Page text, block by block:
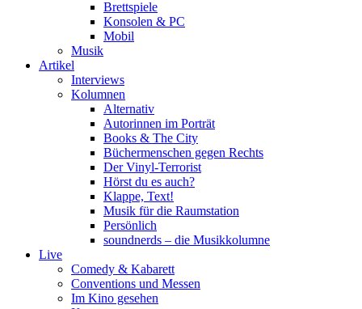
Brettspiele
Konsolen & PC
Mobil
Musik
Artikel
Interviews
Kolumnen
Alternativ
Autorinnen im Porträt
Books & The City
Büchermenschen gegen Rechts
Der Vinyl-Terrorist
Hörst du es auch?
Klappe, Text!
Musik für die Raumstation
Persönlich
soundnerds – die Musikkolumne
Live
Comedy & Kabarett
Conventions und Messen
Im Kino gesehen